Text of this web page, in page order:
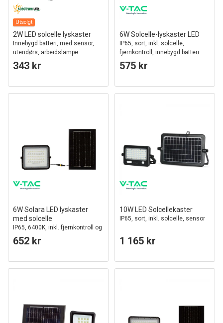
Utsolgt
2W LED solcelle lyskaster
Innebygd batteri, med sensor,
utendørs, arbeidslampe
343 kr
6W Solcelle-lyskaster LED
IP65, sort, inkl. solcelle,
fjernkontroll, innebygd batteri
575 kr
6W Solara LED lyskaster
med solcelle
IP65, 6400K, inkl. fjernkontroll og
solcellepanel
652 kr
10W LED Solcellekaster
IP65, sort, inkl. solcelle, sensor
1 165 kr